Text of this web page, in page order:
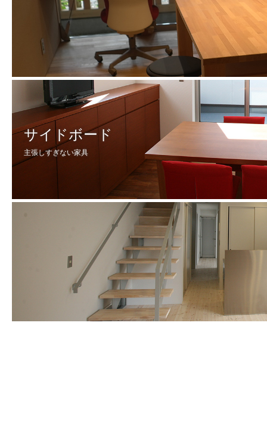
サイドボード
主張しすぎない家具